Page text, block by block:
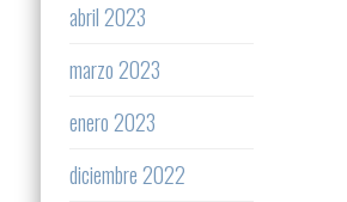
abril 2023
marzo 2023
enero 2023
diciembre 2022